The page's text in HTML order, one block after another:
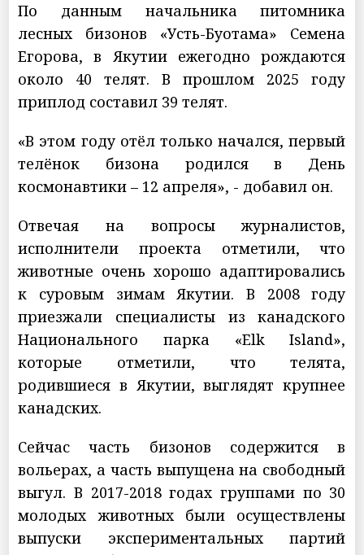
По данным начальника питомника
лесных бизонов «Усть-Буотама» Семена
Егорова, в Якутии ежегодно рождаются
около 40 телят. В прошлом 2025 году
приплод составил 39 телят.
«В этом году отёл только начался, первый
телёнок бизона родился в День
космонавтики – 12 апреля», - добавил он.
Отвечая на вопросы журналистов,
исполнители проекта отметили, что
животные очень хорошо адаптировались
к суровым зимам Якутии. В 2008 году
приезжали специалисты из канадского
Национального парка «Elk Island»,
которые отметили, что телята,
родившиеся в Якутии, выглядят крупнее
канадских.
Сейчас часть бизонов содержится в
вольерах, а часть выпущена на свободный
выгул. В 2017-2018 годах группами по 30
молодых животных были осуществлены
выпуски экспериментальных партий